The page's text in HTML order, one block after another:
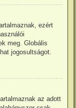
ezért
meg. Globális
jogosultságot.
az adott